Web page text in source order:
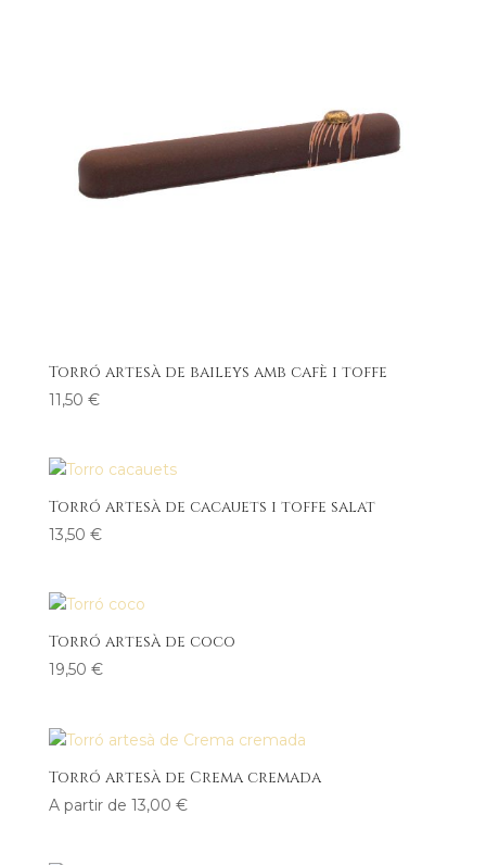
Torró artesà de baileys amb cafè i toffe
11,50 €
Torró artesà de cacauets i toffe salat
13,50 €
Torró artesà de coco
19,50 €
Torró artesà de Crema cremada
A partir de 13,00 €